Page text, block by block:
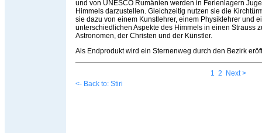
und von UNESCO Rumänien werden in Ferienlagern
Himmels darzustellen. Gleichzeitig nutzen sie die
sie dazu von einem Kunstlehrer, einem Physiklehrer und
unterschiedlichen Aspekte des Himmels in einen Strauss
Astronomen, der Christen und der Künstler.
Als Endprodukt wird ein Sternenweg durch den Bezirk
1 2
Next >
<- Back to: Stiri